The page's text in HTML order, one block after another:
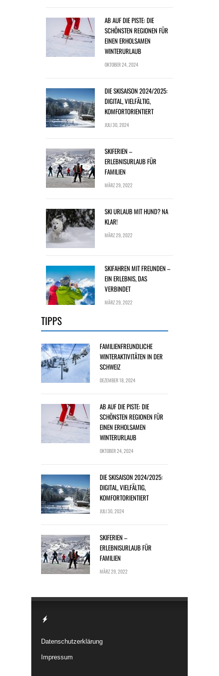
AB AUF DIE PISTE: DIE
SCHÖNSTEN REGIONEN FÜR
EINEN ERHOLSAMEN
WINTERURLAUB
OKTOBER 24, 2024
DIE SKISAISON 2024/2025:
DIGITAL, VIELFÄLTIG,
KOMFORTORIENTIERT
JULI 30, 2024
SKIFERIEN –
ERLEBNISURLAUB FÜR
FAMILIEN
MÄRZ 29, 2022
SKI URLAUB MIT HUND? NA
KLAR!
MÄRZ 29, 2022
SKIFAHREN MIT FREUNDEN –
EIN ERLEBNIS, DAS
VERBINDET
MÄRZ 29, 2022
TIPPS
FAMILIENFREUNDLICHE
WINTERAKTIVITÄTEN IN DER
SCHWEIZ
DEZEMBER 18, 2024
AB AUF DIE PISTE: DIE
SCHÖNSTEN REGIONEN FÜR
EINEN ERHOLSAMEN
WINTERURLAUB
OKTOBER 24, 2024
DIE SKISAISON 2024/2025:
DIGITAL, VIELFÄLTIG,
KOMFORTORIENTIERT
JULI 30, 2024
SKIFERIEN –
ERLEBNISURLAUB FÜR
FAMILIEN
MÄRZ 29, 2022
Datenschutzerklärung
Impressum